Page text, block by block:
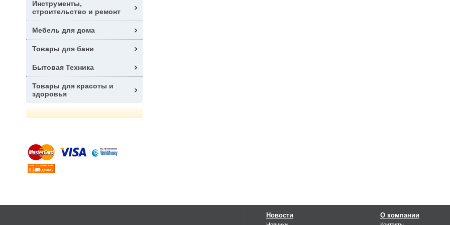
Инструменты,
строительство и ремонт
Мебель для дома
Товары для бани
Бытовая Техника
Товары для красоты и
здоровья
Новости О компании